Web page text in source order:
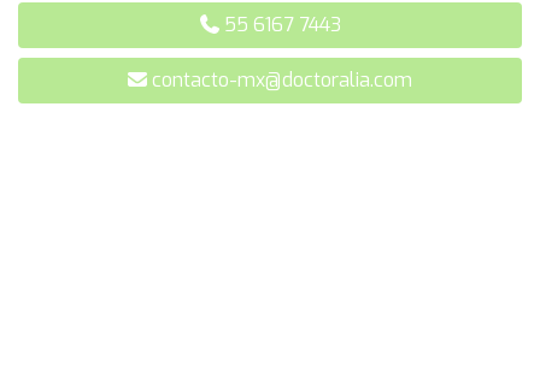
55 6167 7443
contacto-mx@doctoralia.com